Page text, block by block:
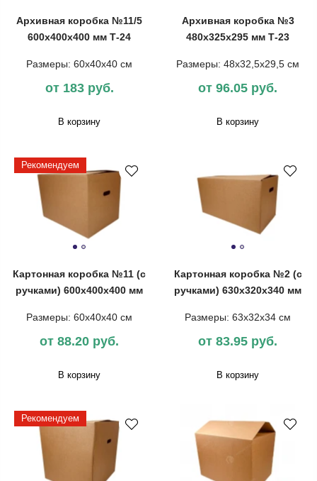
Архивная коробка №11/5
600х400х400 мм Т-24
Размеры: 60х40х40 см
от 183 руб.
В корзину
Архивная коробка №3
480х325х295 мм Т-23
Размеры: 48х32,5х29,5 см
от 96.05 руб.
В корзину
Рекомендуем
Картонная коробка №11 (с
ручками) 600х400х400 мм
Размеры: 60х40х40 см
от 88.20 руб.
В корзину
Картонная коробка №2 (с
ручками) 630х320х340 мм
Размеры: 63х32х34 см
от 83.95 руб.
В корзину
Рекомендуем